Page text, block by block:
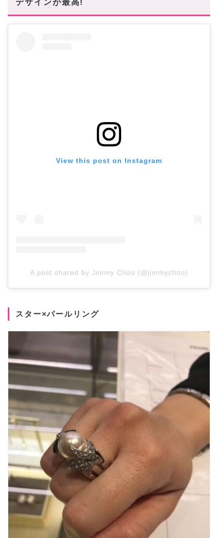
デザインが最高!
View this post on Instagram
A post shared by Jimmy Choo (@jimmychoo)
スター×パールリング